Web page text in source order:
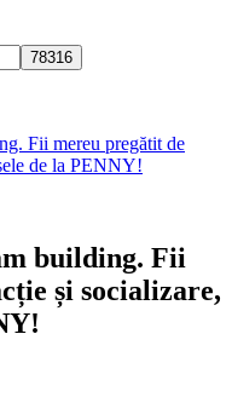
Fii mereu pregătit de
de la PENNY!
building. Fii
și socializare,